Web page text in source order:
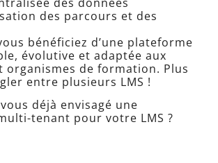
des parcours et des
bénéficiez d’une plateforme
évolutive et adaptée aux
organismes de formation. Plus
entre plusieurs LMS !
déjà envisagé une
tenant pour votre LMS ?